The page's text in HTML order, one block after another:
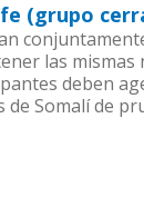
(grupo
las mismas
deben
Somalí de